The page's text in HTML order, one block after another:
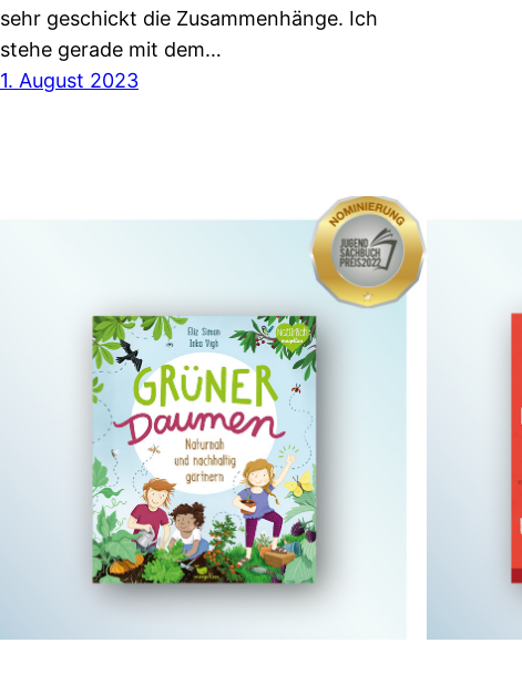
sehr geschickt die Zusammenhänge. Ich
stehe gerade mit dem…
1. August 2023